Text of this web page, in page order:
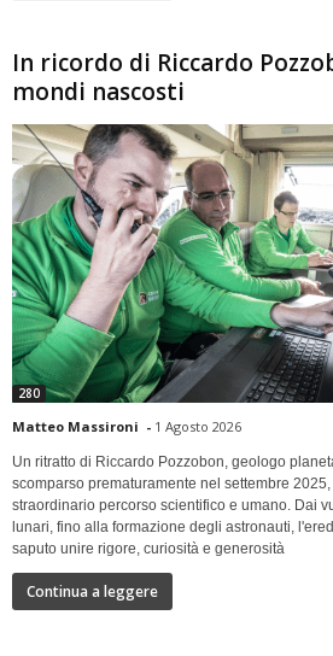
In ricordo di Riccardo
mondi nascosti
280
Matteo Massironi - 1 Agosto 2026
Un ritratto di Riccardo Pozzobon, geologo
scomparso prematuramente nel settembre
straordinario percorso scientifico e umano. Dai
lunari, fino alla formazione degli astronauti,
saputo unire rigore, curiosità e generosità
Continua a leggere